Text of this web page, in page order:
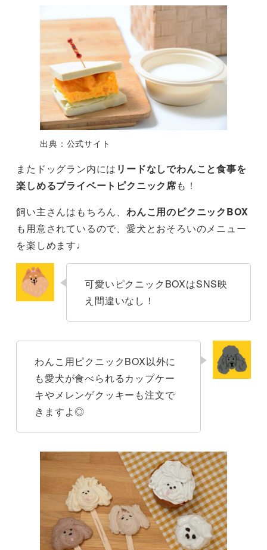
出典：公式サイト
またドッグラン内には リードなしでわんこと食事を
楽しめるプライベートピクニック席も！
飼い主さんはもちろん、 わんこ用のピクニックBOX
も用意されているので、愛犬とおそろいのメニュー
を楽しめます♩
可愛いピクニックBOXはSNS映
え間違いなし！
わんこ用ピクニックBOX以外に
も愛犬が食べられるカップケー
キやメレンゲクッキーも注文で
きますよ◎